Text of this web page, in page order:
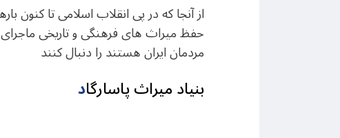
از آنجا که در پی انقلاب اسلامی تا کنون
مردمان ایران هستند را دنبال کنند
بنیاد میراث پاسارگاد